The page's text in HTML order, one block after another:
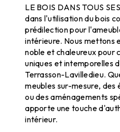
LE BOIS DANS TOUS
dans l'utilisation du bois
prédilection pour
intérieure. Nous mettons
noble et chaleureux pour
uniques et intemporelles
Terrasson-Lavilledieu.
meubles sur-mesure,
ou des aménagements
apporte une touche
intérieur.